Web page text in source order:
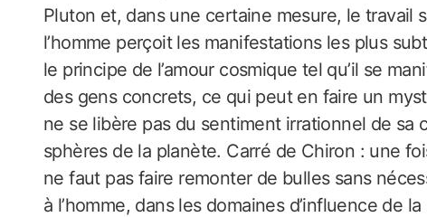
Pluton et, dans une certaine mesure, le travail
l’homme perçoit les manifestations les plus
le principe de l’amour cosmique tel qu’il se
des gens concrets, ce qui peut en faire un
ne se libère pas du sentiment irrationnel de sa
sphères de la planète. Carré de Chiron : une
ne faut pas faire remonter de bulles sans
à l’homme, dans les domaines d’influence de